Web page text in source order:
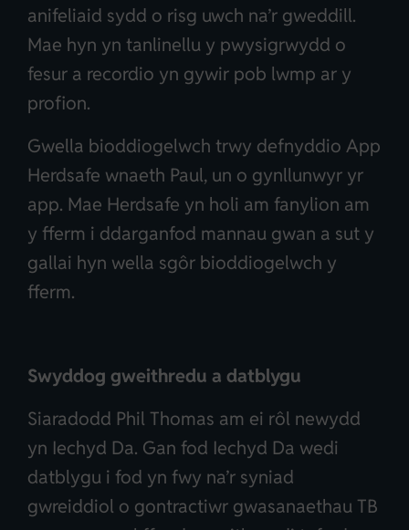
anifeliaid sydd o risg uwch na’r gweddill.
Mae hyn yn tanlinellu y pwysigrwydd o
fesur a recordio yn gywir pob lwmp ar y
profion.
Gwella bioddiogelwch trwy defnyddio App
Herdsafe wnaeth Paul, un o gynllunwyr yr
app. Mae Herdsafe yn holi am fanylion am
y fferm i ddarganfod mannau gwan a sut y
gallai hyn wella sgôr bioddiogelwch y
fferm.
Swyddog gweithredu a datblygu
Siaradodd Phil Thomas am ei rôl newydd
yn Iechyd Da. Gan fod Iechyd Da wedi
datblygu i fod yn fwy na’r syniad
gwreiddiol o gontractiwr gwasanaethau TB